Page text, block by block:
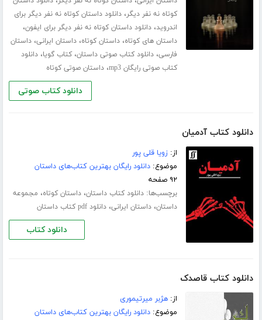
کوتاه نه نفر دیگر،دانلود داستان کوتاه نه نفر دیگر برای
اندروید،دانلود داستان کوتاه نه نفر دیگر برای ایفون،
داستان های کوتاه،داستان کوتاه،داستان ایرانی،داستان
فارسی،دانلود کتاب صوتی داستان،کتاب گویا،دانلود
کتاب صوتی رایگان mp3
،داستان صوتی کوتاه
دانلود کتاب صوتی
دانلود کتاب آدمیان
از:زویا قلی پور
موضوع:دانلود رایگان بهترین کتاب‌های داستان
۹۲ صفحه
برچسب‌ها:دانلود کتاب داستان،داستان کوتاه، مجموعه
داستان،داستان ایرانی،دانلود pdf کتاب داستان
دانلود کتاب
دانلود کتاب قاصدک
از:هژبر میرتیموری
موضوع:دانلود رایگان بهترین کتاب‌های داستان